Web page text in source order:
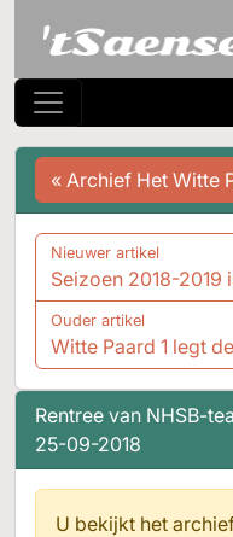
Rentree van NHSB-
25-09-2018
U bekijkt het
« Archief Het Witte
Nieuwer artikel
Seizoen 2018-2019
Ouder artikel
Witte Paard 1 legt